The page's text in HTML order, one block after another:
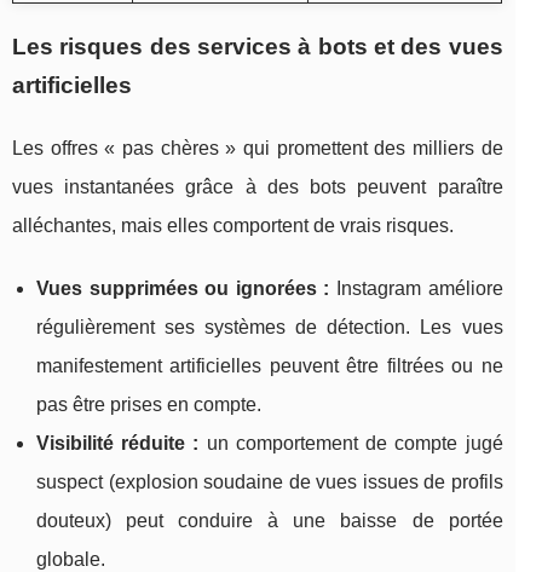
Les risques des services à bots et des vues
artificielles
Les offres « pas chères » qui promettent des milliers de
vues instantanées grâce à des bots peuvent paraître
alléchantes, mais elles comportent de vrais risques.
Vues supprimées ou ignorées : Instagram améliore
régulièrement ses systèmes de détection. Les vues
manifestement artificielles peuvent être filtrées ou ne
pas être prises en compte.
Visibilité réduite : un comportement de compte jugé
suspect (explosion soudaine de vues issues de profils
douteux) peut conduire à une baisse de portée
globale.